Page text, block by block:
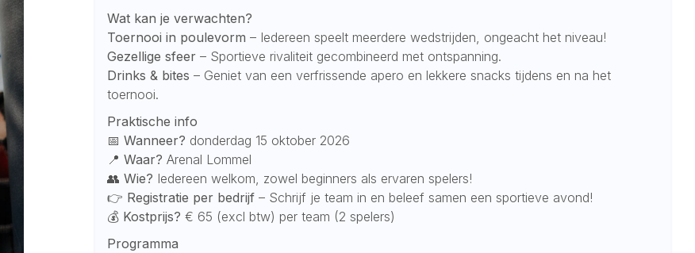
Wat kan je verwachten?
Toernooi in poulevorm – Iedereen speelt meerdere wedstrijden, ongeacht het niveau!
Gezellige sfeer – Sportieve rivaliteit gecombineerd met ontspanning.
Drinks & bites – Geniet van een verfrissende apero en lekkere snacks tijdens en na het
toernooi.
Praktische info
📅Wanneer? donderdag 15 oktober 2026
📍Waar? Arenal Lommel
👥Wie? Iedereen welkom, zowel beginners als ervaren spelers!
👉 Registratie per bedrijf – Schrijf je team in en beleef samen een sportieve avond!
💰 Kostprijs?€ 65 (excl btw) per team (2 spelers)
Programma